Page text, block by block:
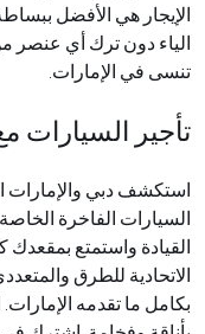
الإيجار هي الأفضل
الياء دون ترك أي عنصر
تنسى في الإمارات.
تأجير السيارات
استكشف دبي والإمارات
السيارات الفاخرة
القيادة واستمتع بمقعدك
الاتحادية للطرق
بكامل ما تقدمه